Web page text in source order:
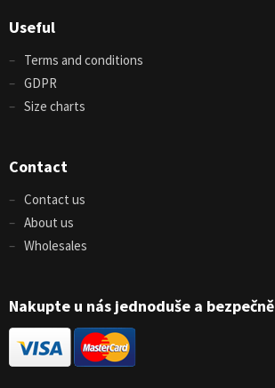
Useful
Terms and conditions
GDPR
Size charts
Contact
Contact us
About us
Wholesales
Nakupte u nás jednoduše a bezpečně